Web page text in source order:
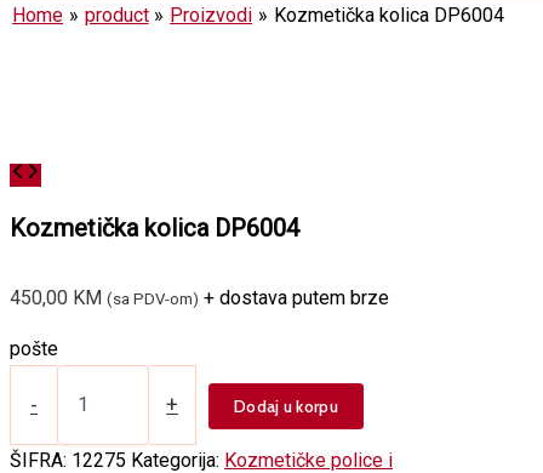
Home product Proizvodi Kozmetička kolica DP6004
Kozmetička kolica DP6004
450,00 KM (sa PDV-om) + dostava putem brze
pošte
-
količina
+ Dodaj u korpu
ŠIFRA: 12275 Kategorija: Kozmetičke police i